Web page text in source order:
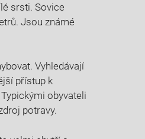
srsti. Sovice
Jsou známé
Vyhledávají
přístup k
obyvateli
potravy.